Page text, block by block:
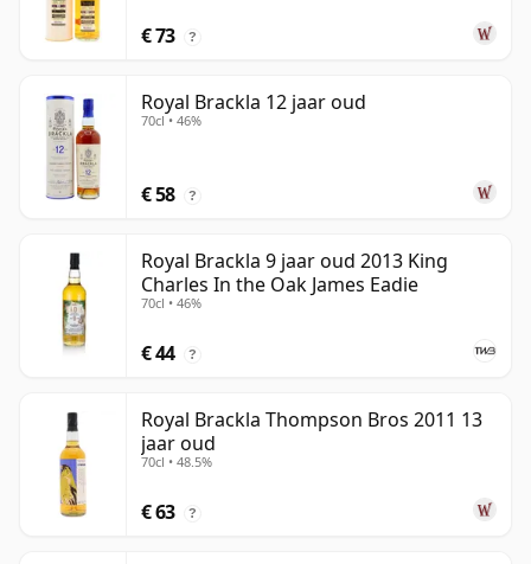
€ 73 ?
Royal Brackla 12 jaar oud
70cl • 46%
€ 58 ?
Royal Brackla 9 jaar oud 2013 King
Charles In the Oak James Eadie
70cl • 46%
€ 44 ?
Royal Brackla Thompson Bros 2011 13
jaar oud
70cl • 48.5%
€ 63 ?